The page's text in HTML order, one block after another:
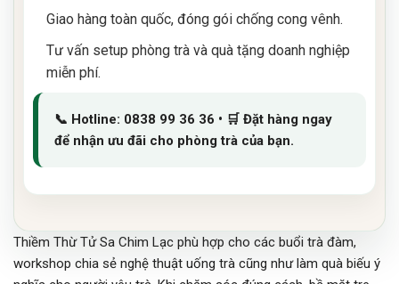
Giao hàng toàn quốc, đóng gói chống cong vênh.
Tư vấn setup phòng trà và quà tặng doanh nghiệp
miễn phí.
📞 Hotline: 0838 99 36 36 • 🛒 Đặt hàng ngay
để nhận ưu đãi cho phòng trà của bạn.
Thiềm Thừ Tử Sa Chim Lạc phù hợp cho các buổi trà đàm,
workshop chia sẻ nghệ thuật uống trà cũng như làm quà biếu ý